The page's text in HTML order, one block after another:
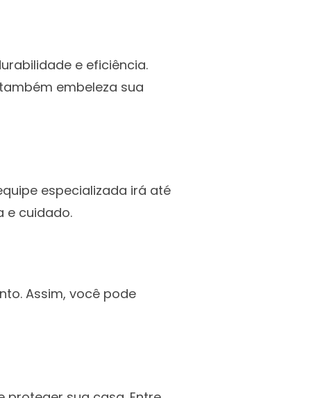
e eficiência.
embeleza sua
especializada irá até
e cuidado.
Assim, você pode